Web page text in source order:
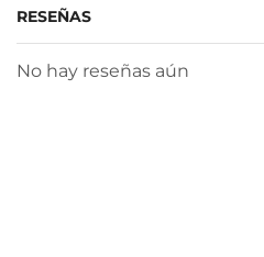
RESEÑAS
No hay reseñas aún